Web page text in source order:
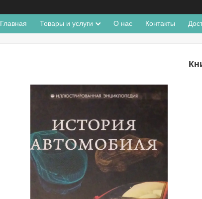
Главная Товары и услуги О нас Контакты